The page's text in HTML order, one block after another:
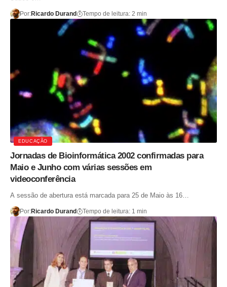
Por:Ricardo Durand Tempo de leitura: 2 min
EDUCAÇÃO
Jornadas de Bioinformática 2002 confirmadas para
Maio e Junho com várias sessões em
videoconferência
A sessão de abertura está marcada para 25 de Maio às 16…
Por:Ricardo Durand Tempo de leitura: 1 min